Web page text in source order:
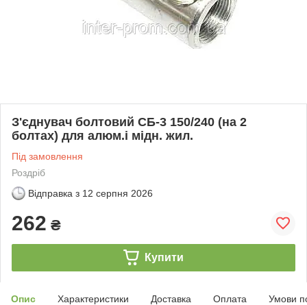
З'єднувач болтовий СБ-3 150/240 (на 2
болтах) для алюм.і мідн. жил.
Під замовлення
Роздріб
Відправка з 12 серпня 2026
262 ₴
Купити
Опис Характеристики Доставка Оплата Умови